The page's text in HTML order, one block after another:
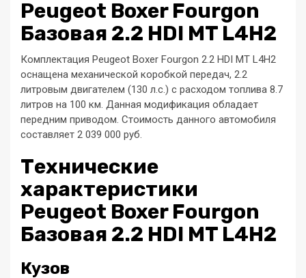
Peugeot Boxer Fourgon
Базовая 2.2 HDI MT L4H2
Комплектация Peugeot Boxer Fourgon 2.2 HDI MT L4H2
оснащена механической коробкой передач, 2.2
литровым двигателем (130 л.с.) с расходом топлива 8.7
литров на 100 км. Данная модификация обладает
передним приводом. Стоимость данного автомобиля
составляет 2 039 000 руб.
Технические
характеристики
Peugeot Boxer Fourgon
Базовая 2.2 HDI MT L4H2
Кузов